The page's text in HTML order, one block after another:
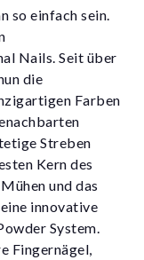
so einfach sein.
Nails. Seit über
die
Farben
Streben
Kern des
und das
innovative
System.
Fingernägel,